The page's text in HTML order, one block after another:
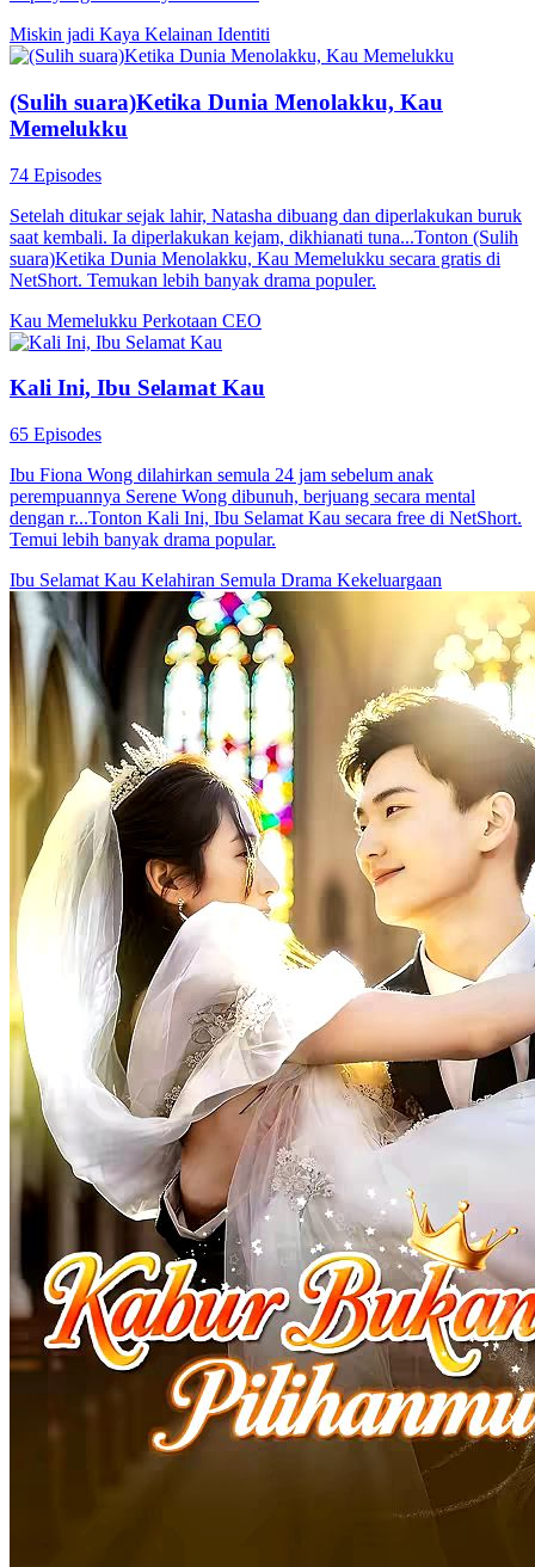
Miskin jadi Kaya Kelainan Identiti
(Sulih suara)Ketika Dunia Menolakku, Kau
Memelukku
74 Episodes
Setelah ditukar sejak lahir, Natasha dibuang dan diperlakukan buruk
saat kembali. Ia diperlakukan kejam, dikhianati tuna...Tonton (Sulih
suara)Ketika Dunia Menolakku, Kau Memelukku secara gratis di
NetShort. Temukan lebih banyak drama populer.
Kau Memelukku Perkotaan CEO
Kali Ini, Ibu Selamat Kau
65 Episodes
​​Ibu Fiona Wong dilahirkan semula 24 jam sebelum anak
perempuannya Serene Wong dibunuh, berjuang secara mental
dengan r...Tonton Kali Ini, Ibu Selamat Kau secara free di NetShort.
Temui lebih banyak drama popular.
Ibu Selamat Kau Kelahiran Semula Drama Kekeluargaan